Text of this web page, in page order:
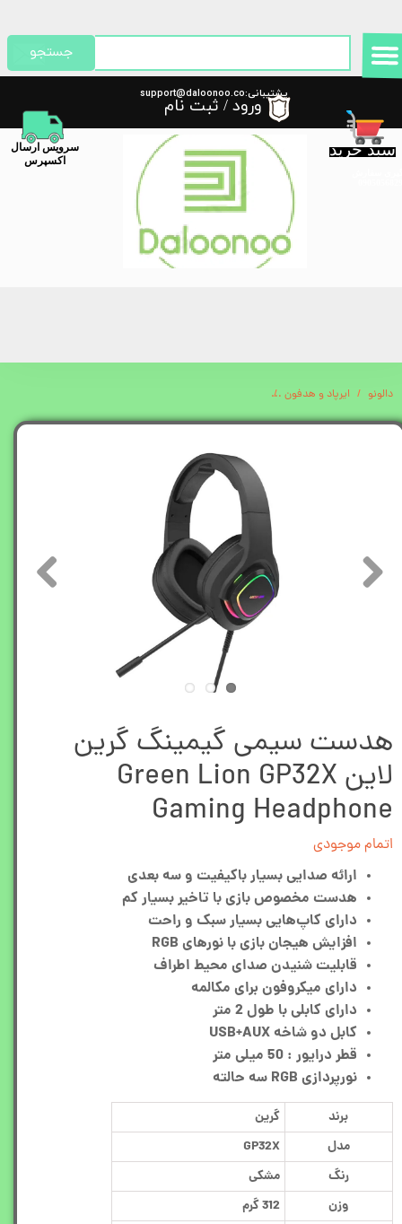
پشتیبانی:support@daloonoo.co
m
سبد خرید
​سرویس ارسال
اکسپرس
جستجو
ورود / ثبت نام
حساب کاربری من
تغییر گذر واژه
سفارشات
خروج از حساب کاربری
دالونو ایرپاد و هدفون
هدست سیمی گیمینگ گرین
لاین Green Lion GP32X
Gaming Headphone
اتمام موجودی
ارائه صدایی بسیار باکیفیت و سه بعدی
هدست مخصوص بازی با تاخیر بسیار کم
دارای کاپ‌هایی بسیار سبک و راحت
افزایش هیجان بازی با نورهای RGB
قابلیت شنیدن صدای محیط اطراف
دارای میکروفون برای مکالمه
دارای کابلی با طول 2 متر
کابل دو شاخه USB+AUX
قطر درایور : 50 میلی متر
نورپردازی RGB سه حالته
برند
گرین
مدل
GP32X
رنگ
مشکی
وزن
312 گرم